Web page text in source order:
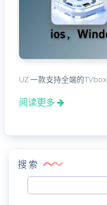
UZ 一款支持全端的TVbox
阅读更多
搜索